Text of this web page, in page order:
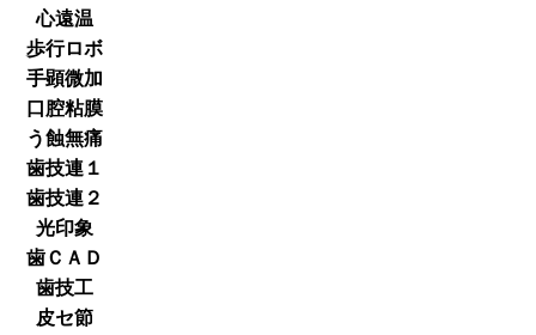
心遠温
歩行ロボ
手顕微加
口腔粘膜
う蝕無痛
歯技連１
歯技連２
光印象
歯ＣＡＤ
歯技工
皮セ節